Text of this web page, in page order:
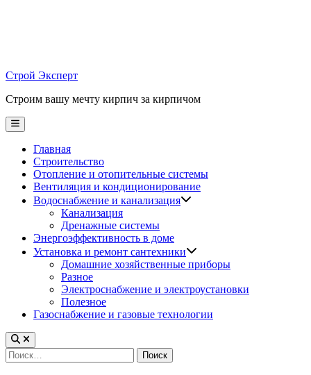
Строй Эксперт
Строим вашу мечту кирпич за кирпичом
Main
Menu
Главная
Строительство
Отопление и отопительные системы
Вентиляция и кондиционирование
Водоснабжение и канализация
Канализация
Дренажные системы
Энергоэффективность в доме
Установка и ремонт сантехники
Домашние хозяйственные приборы
Разное
Электроснабжение и электроустановки
Полезное
Газоснабжение и газовые технологии
Найти: